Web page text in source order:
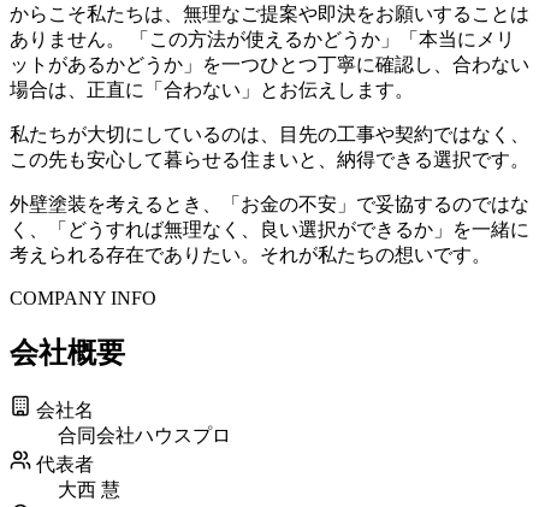
からこそ私たちは、無理なご提案や即決をお願いすることは
ありません。 「この方法が使えるかどうか」「本当にメリ
ットがあるかどうか」を一つひとつ丁寧に確認し、合わない
場合は、正直に「合わない」とお伝えします。
私たちが大切にしているのは、目先の工事や契約ではなく、
この先も安心して暮らせる住まいと、納得できる選択です。
外壁塗装を考えるとき、「お金の不安」で妥協するのではな
く、「どうすれば無理なく、良い選択ができるか」を一緒に
考えられる存在でありたい。それが私たちの想いです。
COMPANY INFO
会社概要
会社名
合同会社ハウスプロ
代表者
大西 慧